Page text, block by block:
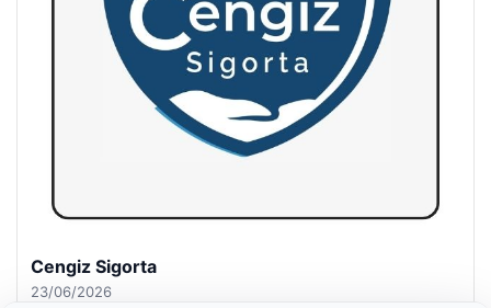
Hastaş Beton
26/05/2026